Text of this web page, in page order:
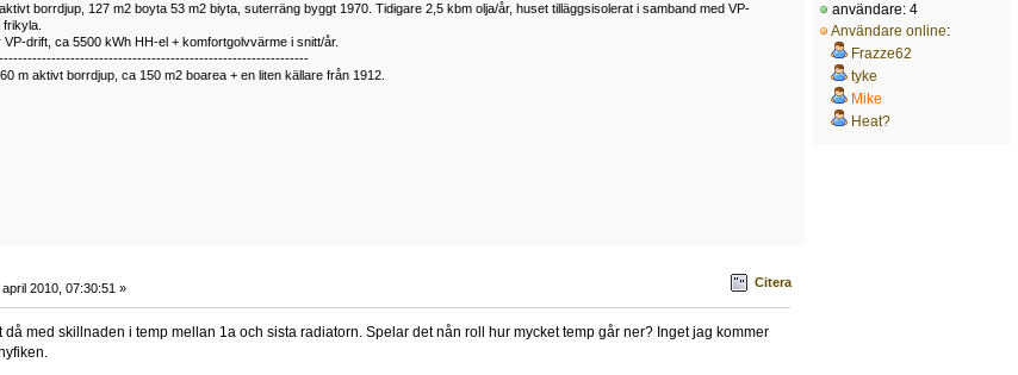
borrdjup, 127 m2 boyta 53 m2 biyta, suterräng byggt 1970. Tidigare 2,5 kbm olja/år, huset tilläggsisolerat i samband med VP-
drift, ca 5500 kWh HH-el + komfortgolvvärme i snitt/år.
m aktivt borrdjup, ca 150 m2 boarea + en liten källare från 1912.
april 2010, 07:30:51 » Citera
då med skillnaden i temp mellan 1a och sista radiatorn. Spelar det nån roll hur mycket temp går ner? Inget jag kommer
användare: 4
Användare online:
Frazze62
tyke
Mike
Heat?